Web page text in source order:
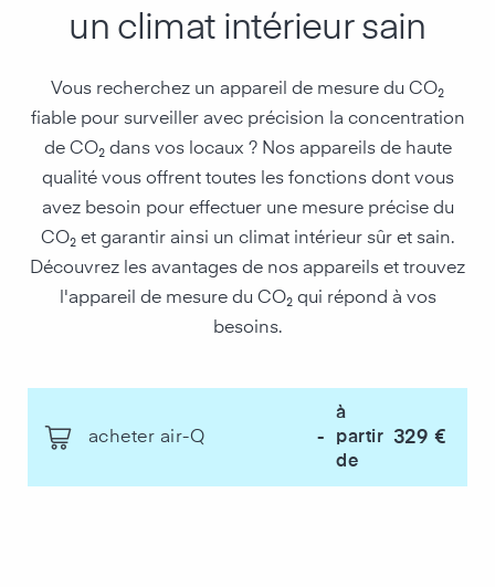
un climat intérieur sain
Vous recherchez un appareil de mesure du CO₂
fiable pour surveiller avec précision la concentration
de CO₂ dans vos locaux ? Nos appareils de haute
qualité vous offrent toutes les fonctions dont vous
avez besoin pour effectuer une mesure précise du
CO₂ et garantir ainsi un climat intérieur sûr et sain.
Découvrez les avantages de nos appareils et trouvez
l'appareil de mesure du CO₂ qui répond à vos
besoins.
acheter air-Q -
à
partir
de
329 €